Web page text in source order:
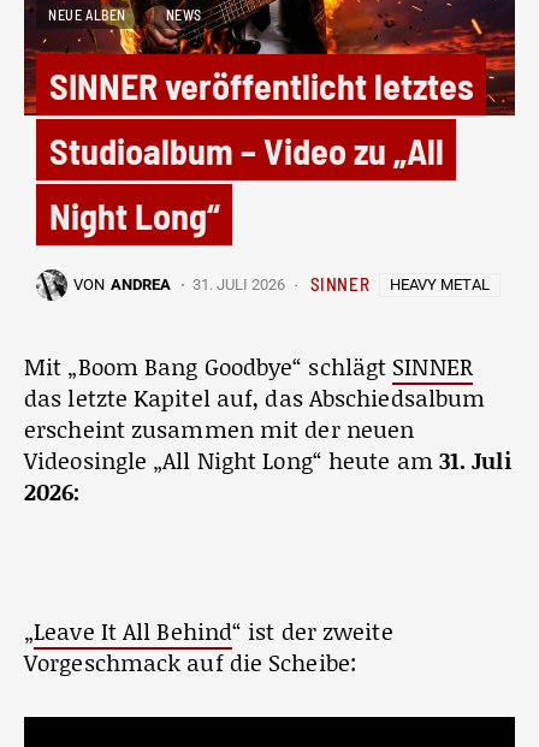
NEUE ALBEN NEWS
SINNER veröffentlicht letztes
Studioalbum – Video zu „All
Night Long“
VON ANDREA 31. JULI 2026 SINNER HEAVY METAL
Mit „Boom Bang Goodbye“ schlägt SINNER
das letzte Kapitel auf, das Abschiedsalbum
erscheint zusammen mit der neuen
Videosingle „All Night Long“ heute am31. Juli
2026:
„Leave It All Behind“ ist der zweite
Vorgeschmack auf die Scheibe: